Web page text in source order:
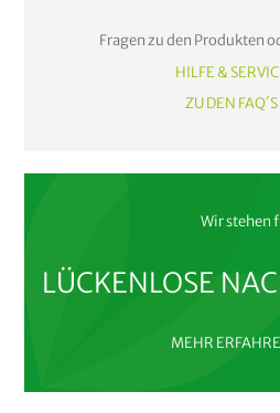
Fragen zu den Produkten
HILFE &
ZU DEN FAQ´S
Wir stehen
LÜCKENLOSE
MEHR